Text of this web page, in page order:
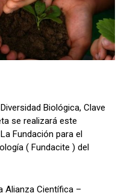
Biológica, Clave
se realizará este
Fundación para el
( Fundacite ) del
Alianza Científica –